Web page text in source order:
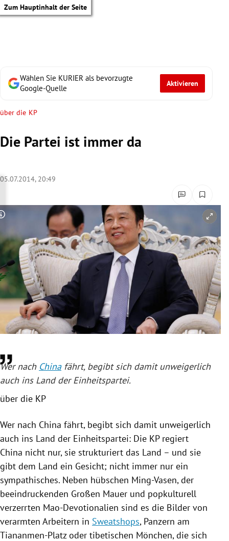
Zum Hauptinhalt der Seite
Untermenü
Untermenü
Untermenü
Untermenü
Untermenü
Untermenü
Untermenü
Untermenü
Wählen Sie KURIER als bevorzugte
Google-Quelle
Aktivieren
über die KP
Die Partei ist immer da
05.07.2014, 20:49
Copyright-Hinweis öffnen/schließen
Wer nach Chinafährt, begibt sich damit unweigerlich
auch ins Land der Einheitspartei.
über die KP
Wer nach China fährt, begibt sich damit unweigerlich
auch ins Land der Einheitspartei: Die KP regiert
China nicht nur, sie strukturiert das Land – und sie
gibt dem Land ein Gesicht; nicht immer nur ein
sympathisches. Neben hübschen Ming-Vasen, der
beeindruckenden Großen Mauer und popkulturell
verzerrten Mao-Devotionalien sind es die Bilder von
verarmten Arbeitern in Sweatshops, Panzern am
Tiananmen-Platz oder tibetischen Mönchen, die sich